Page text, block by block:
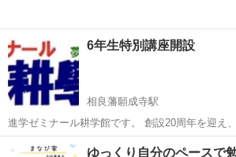
6年生特別講座開設
相良藩願成寺駅
進学ゼミナール耕学館です。 創設20周年を迎え
今年度小学校を卒業される小学6年生を対象に 【
無料講座】 をご準備しました。 詳しくはホームページよりご覧頂き
熊本 人吉市 相良藩願成寺駅
ゆっくり自分のペースで